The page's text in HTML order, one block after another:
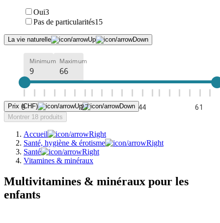
Oui3
Pas de particularités15
La vie naturelle
Minimum Maximum
9 27 44 61
Prix (CHF)
Montrer 18 produits
Accueil
Santé, hygiène & érotisme
Santé
Vitamines & minéraux
Multivitamines & minéraux pour les
enfants